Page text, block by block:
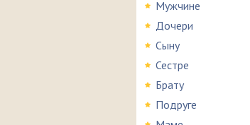
Мужчине
Дочери
Сыну
Сестре
Брату
Подруге